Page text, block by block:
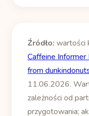
Źródło: wartości
Caffeine Informer
from
11.06.2026.
zależności od
przygotowania;